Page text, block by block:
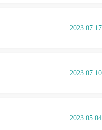
2023.07.17
2023.07.10
2023.05.04